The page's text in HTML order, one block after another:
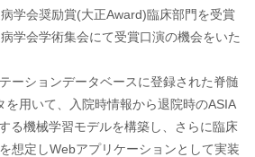
学会奨励賞(大正Award)臨床部門を受賞
学会学術集会にて受賞口演の機会をいた
ーションデータベースに登録された脊髄
用いて、入院時情報から退院時のASIA
る機械学習モデルを構築し、さらに臨床
想定しWebアプリケーションとして実装